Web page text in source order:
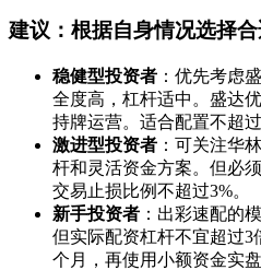
建议：根据自身情况选择
稳健型投资者 ：优先考虑
全度高，杠杆适中。盛达
持牌运营。适合配置不超
激进型投资者 ：可关注华
杆和灵活资金方案。但必
交易止损比例不超过3%。
新手投资者 ：出彩速配的
但实际配资杠杆不宜超过3
个月，再使用小额资金实盘